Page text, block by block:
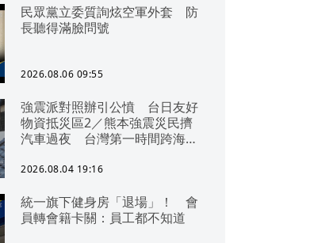
民眾黨立委質詢炫空軍外套 防
長聽得滿臉問號
2026.08.06 09:55
強震派對照辦引公憤 台日友好
物資抵災區2／熊本強震災民擠
汽車過夜 台灣第一時間跨海急
2026.08.04 19:16
統一旗下健身房「退場」！ 會
員轉會籍卡關：員工都不知道